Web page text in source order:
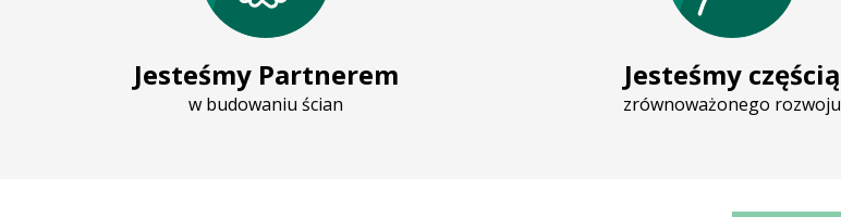
Jesteśmy Partnerem
w budowaniu ścian
Jesteśmy częścią
zrównoważonego rozwoju